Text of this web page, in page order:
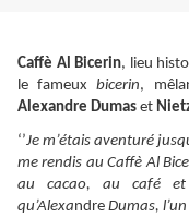
Caffè Al Bicerin, lieu
le fameuxbicerin,
Alexandre Dumas et
‘’Je m’étais aventuré
me rendis au Caffè Al
au cacao, au café et
qu’Alexandre Dumas,